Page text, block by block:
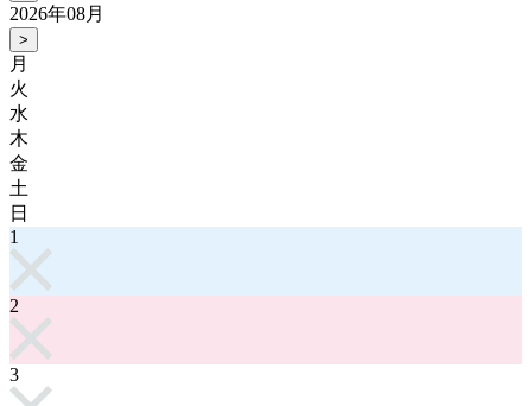
2026年08月
>
月
火
水
木
金
土
日
1
2
3